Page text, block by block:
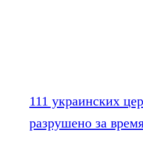
111 украинских
разрушено за